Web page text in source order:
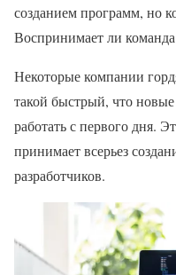
созданием программ, но
Воспринимает ли команда
Некоторые компании
такой быстрый, что
работать с первого дня.
принимает всерьез
разработчиков.